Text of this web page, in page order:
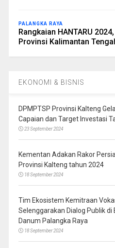
PALANGKA RAYA
Rangkaian HANTARU
Provinsi Kalimantan
EKONOMI & BISNIS
DPMPTSP Provinsi Kalteng
Capaian dan Target Investasi
23 September 2024
Kementan Adakan Rakor
Provinsi Kalteng tahun 2024
18 September 2024
Tim Ekosistem Kemitraan
Selenggarakan Dialog Publik di
Danum Palangka Raya
18 September 2024